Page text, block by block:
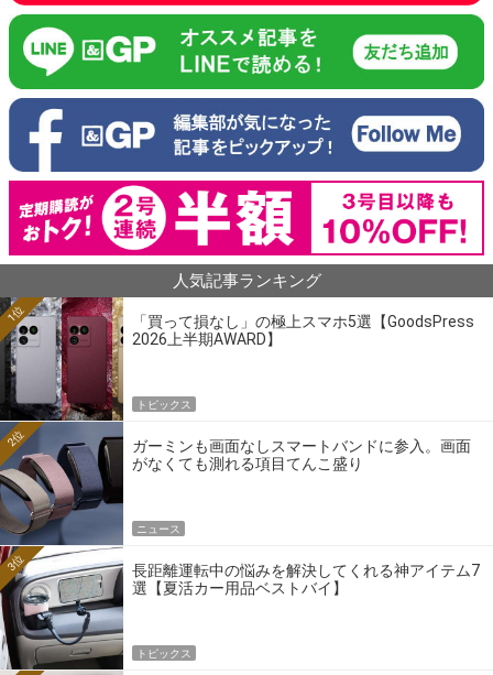
人気記事ランキング
「買って損なし」の極上スマホ5選【GoodsPress
2026上半期AWARD】
1位
トピックス
ガーミンも画面なしスマートバンドに参入。画面
がなくても測れる項目てんこ盛り
2位
ニュース
長距離運転中の悩みを解決してくれる神アイテム7
選【夏活カー用品ベストバイ】
3位
トピックス